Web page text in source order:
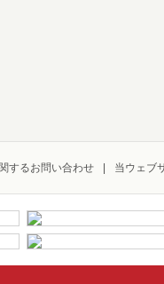
するお問い合わせ 当ウェブ